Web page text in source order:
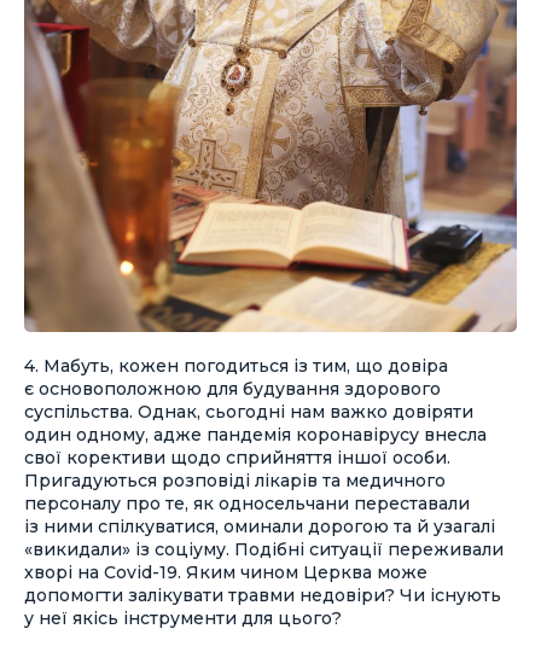
4. Мабуть, кожен погодиться із тим, що довіра
є основоположною для будування здорового
суспільства. Однак, сьогодні нам важко довіряти
один одному, адже пандемія коронавірусу внесла
свої корективи щодо сприйняття іншої особи.
Пригадуються розповіді лікарів та медичного
персоналу про те, як односельчани переставали
із ними спілкуватися, оминали дорогою та й узагалі
«викидали» із соціуму. Подібні ситуації переживали
хворі на Covid-19. Яким чином Церква може
допомогти залікувати травми недовіри? Чи існують
у неї якісь інструменти для цього?